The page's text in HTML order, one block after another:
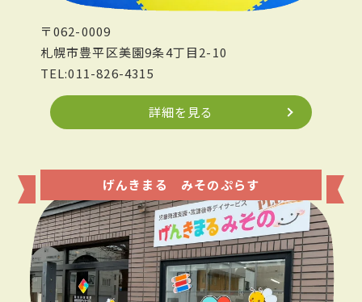
〒062-0009
札幌市豊平区美園9条4丁目2-10
TEL:011-826-4315
詳細を見る
げんきまる みそのぷらす